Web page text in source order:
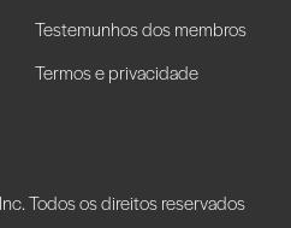
Testemunhos dos membros
Termos e privacidade
Todos os direitos reservados